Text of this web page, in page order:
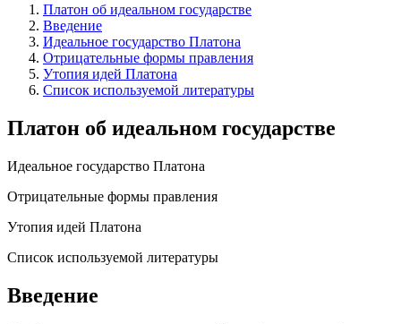
Платон об идеальном государстве
Введение
Идеальное государство Платона
Отрицательные формы правления
Утопия идей Платона
Список используемой литературы
Платон об идеальном государстве
Идеальное государство Платона
Отрицательные формы правления
Утопия идей Платона
Список используемой литературы
Введение